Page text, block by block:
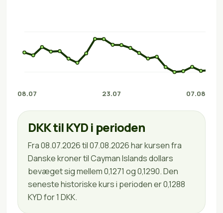
08.07 23.07 07.08
DKK til KYD i perioden
Fra 08.07.2026 til 07.08.2026 har kursen fra
Danske kroner til Cayman Islands dollars
bevæget sig mellem 0,1271 og 0,1290. Den
seneste historiske kurs i perioden er 0,1288
KYD for 1 DKK.